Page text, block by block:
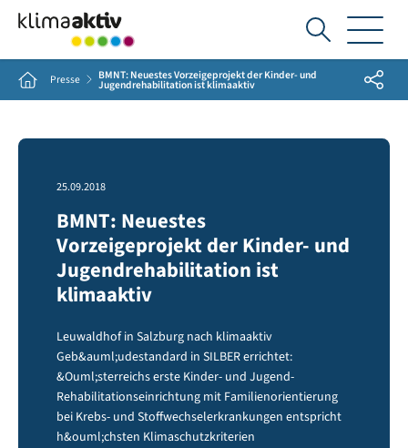
Ich
suche...
Home Presse BMNT: Neuestes Vorzeigeprojekt der Kinder- und
Jugendrehabilitation ist klimaaktiv Share
25.09.2018
BMNT: Neuestes
Vorzeigeprojekt der Kinder- und
Jugendrehabilitation ist
klimaaktiv
Leuwaldhof in Salzburg nach klimaaktiv
Geb&auml;udestandard in SILBER errichtet:
&Ouml;sterreichs erste Kinder- und Jugend-
Rehabilitationseinrichtung mit Familienorientierung
bei Krebs- und Stoffwechselerkrankungen entspricht
h&ouml;chsten Klimaschutzkriterien